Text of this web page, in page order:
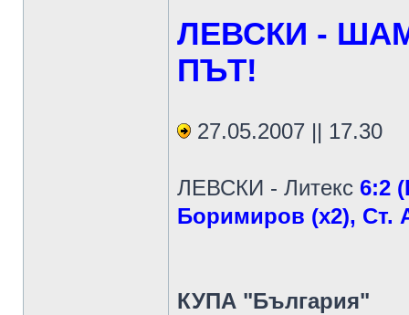
ЛЕВСКИ -
ПЪТ!
27.05.2007 || 17.30
ЛЕВСКИ - Литекс 6:2
Боримиров (х2), Ст.
КУПА "България"